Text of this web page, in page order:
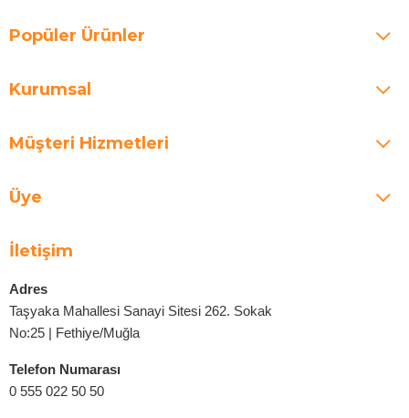
Popüler Ürünler
Kurumsal
Müşteri Hizmetleri
Üye
İletişim
Adres
Taşyaka Mahallesi Sanayi Sitesi 262. Sokak
No:25 | Fethiye/Muğla
Telefon Numarası
0 555 022 50 50